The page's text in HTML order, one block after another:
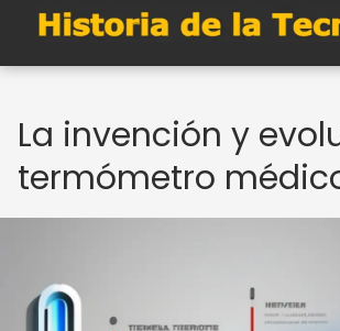
La invención y
termómetro